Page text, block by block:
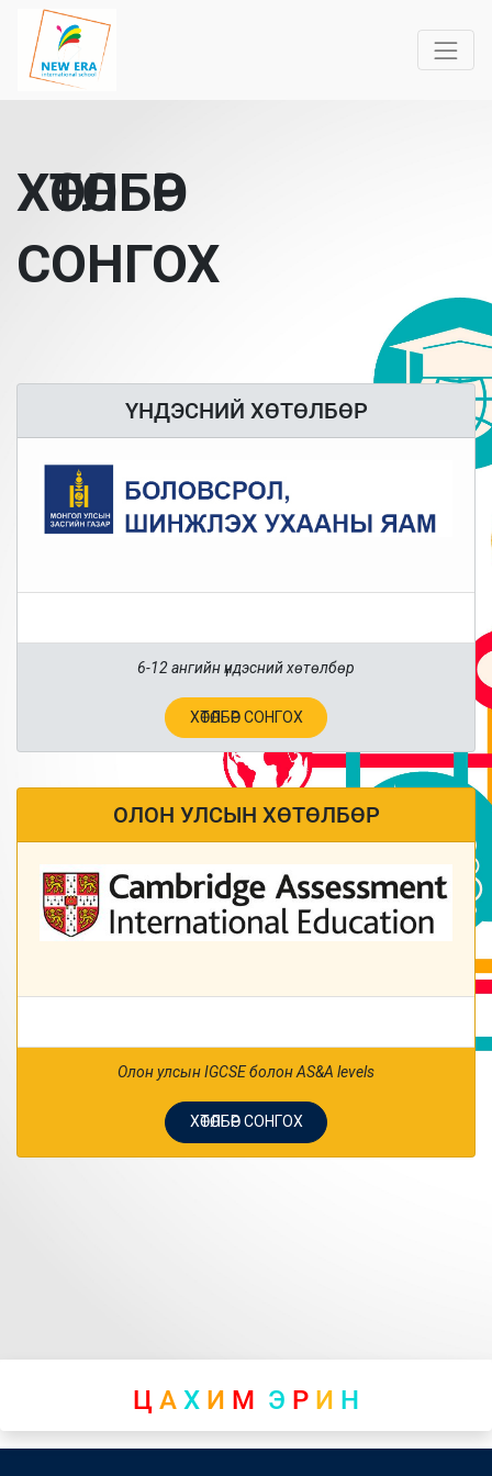
ХӨТӨЛБӨР
СОНГОХ
ҮНДЭСНИЙ ХӨТӨЛБӨР
6-12 ангийн үндэсний хөтөлбөр
ХӨТӨЛБӨР СОНГОХ
ОЛОН УЛСЫН ХӨТӨЛБӨР
Олон улсын IGCSE болон AS&A levels
ХӨТӨЛБӨР СОНГОХ
Ц А Х И М Э Р И Н